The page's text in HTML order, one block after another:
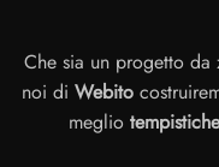
Che sia un progetto da
noi di Webito
meglio